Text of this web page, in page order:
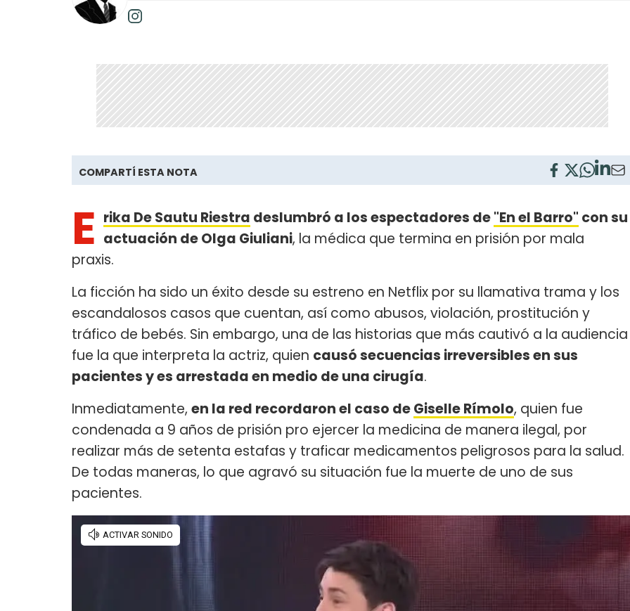
COMPARTÍ ESTA NOTA
E rika De Sautu Riestra deslumbró a los espectadores de"En el Barro" con su
actuación de Olga Giuliani, la médica que termina en prisión por mala
praxis.
La ficción ha sido un éxito desde su estreno en Netflix por su llamativa trama y los
escandalosos casos que cuentan, así como abusos, violación, prostitución y
tráfico de bebés. Sin embargo, una de las historias que más cautivó a la audiencia
fue la que interpreta la actriz, quien causó secuencias irreversibles en sus
pacientes y es arrestada en medio de una cirugía.
Inmediatamente, en la red recordaron el caso deGiselle Rímolo, quien fue
condenada a 9 años de prisión pro ejercer la medicina de manera ilegal, por
realizar más de setenta estafas y traficar medicamentos peligrosos para la salud.
De todas maneras, lo que agravó su situación fue la muerte de uno de sus
pacientes.